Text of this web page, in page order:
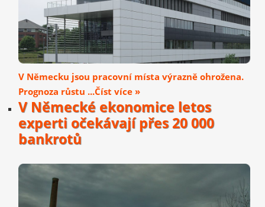
V Německu jsou pracovní místa výrazně ohrožena.
Prognoza růstu ...Číst více »
V Německé ekonomice letos
experti očekávají přes 20 000
bankrotů